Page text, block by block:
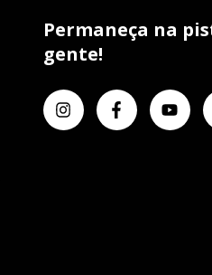
Permaneça na
gente!